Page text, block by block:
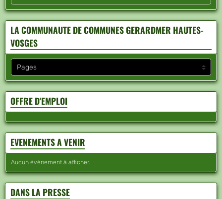
LA COMMUNAUTE DE COMMUNES GERARDMER HAUTES-
VOSGES
OFFRE D'EMPLOI
EVENEMENTS A VENIR
Aucun évènement à afficher.
DANS LA PRESSE